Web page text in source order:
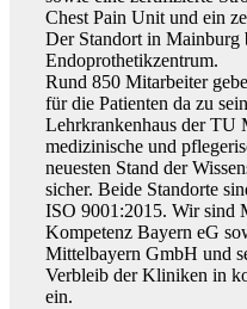
Chest Pain Unit und ein
Der Standort in Mainburg
Endoprothetikzentrum.
Rund 850 Mitarbeiter
für die Patienten da zu
Lehrkrankenhaus der TU
medizinische und
neuesten Stand der
sicher. Beide Standorte
ISO 9001:2015. Wir sind
Kompetenz Bayern eG
Mittelbayern GmbH und
Verbleib der Kliniken in
ein.